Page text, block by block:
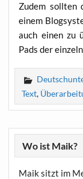
Zudem soll­ten
einem
auch einen zu
Pads der
Text,
Wo ist Maik?
Maik sitzt im